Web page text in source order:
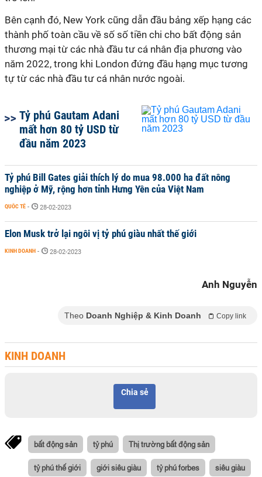
Bên cạnh đó, New York cũng dẫn đầu bảng xếp hạng các
thành phố toàn cầu về số số tiền chi cho bất động sản
thương mại từ các nhà đầu tư cá nhân địa phương vào
năm 2022, trong khi London đứng đầu hạng mục tương
tự từ các nhà đầu tư cá nhân nước ngoài.
Tỷ phú Gautam Adani
mất hơn 80 tỷ USD từ
đầu năm 2023
Tỷ phú Bill Gates giải thích lý do mua 98.000 ha đất nông
nghiệp ở Mỹ, rộng hơn tỉnh Hưng Yên của Việt Nam
QUỐC TẾ - 28-02-2023
Elon Musk trở lại ngôi vị tỷ phú giàu nhất thế giới
KINH DOANH - 28-02-2023
Anh Nguyễn
Theo Doanh Nghiệp & Kinh Doanh Copy link
KINH DOANH
Chia sẻ
bất động sản tỷ phú Thị trường bất động sản
tỷ phú thế giới giới siêu giàu tỷ phú forbes siêu giàu